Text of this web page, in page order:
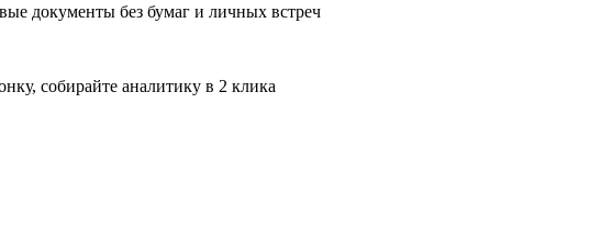
документы без бумаг и личных встреч
собирайте аналитику в 2 клика